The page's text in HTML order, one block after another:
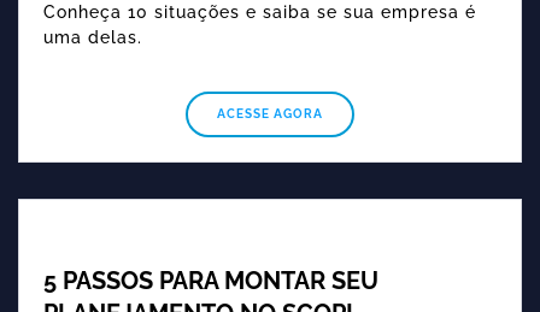
Conheça 10 situações e saiba se sua empresa é
uma delas.
ACESSE AGORA
5 PASSOS PARA MONTAR SEU